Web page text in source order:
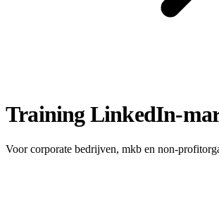
Training LinkedIn-
Voor corporate bedrijven, mkb en non-